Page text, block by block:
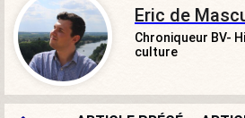
Eric de
Chroniqueur BV-
culture